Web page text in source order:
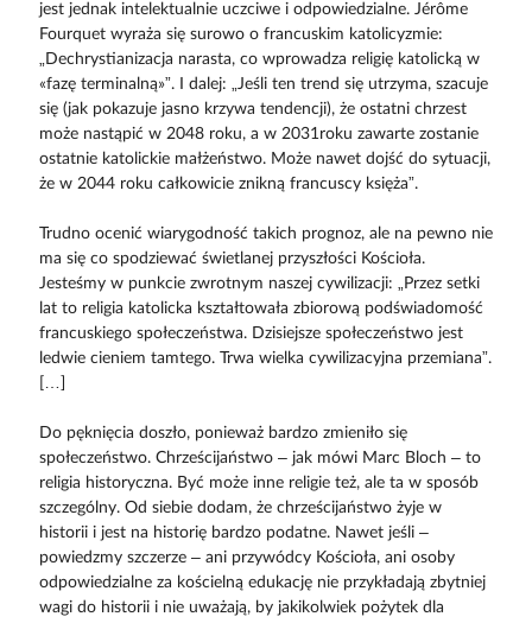
jest jednak intelektualnie uczciwe i odpowiedzialne. Jérôme
Fourquet wyraża się surowo o francuskim katolicyzmie:
„Dechrystianizacja narasta, co wprowadza religię katolicką w
«fazę terminalną»”. I dalej: „Jeśli ten trend się utrzyma, szacuje
się (jak pokazuje jasno krzywa tendencji), że ostatni chrzest
może nastąpić w 2048 roku, a w 2031roku zawarte zostanie
ostatnie katolickie małżeństwo. Może nawet dojść do sytuacji,
że w 2044 roku całkowicie znikną francuscy księża”.
Trudno ocenić wiarygodność takich prognoz, ale na pewno nie
ma się co spodziewać świetlanej przyszłości Kościoła.
Jesteśmy w punkcie zwrotnym naszej cywilizacji: „Przez setki
lat to religia katolicka kształtowała zbiorową podświadomość
francuskiego społeczeństwa. Dzisiejsze społeczeństwo jest
ledwie cieniem tamtego. Trwa wielka cywilizacyjna przemiana”.
[…]
Do pęknięcia doszło, ponieważ bardzo zmieniło się
społeczeństwo. Chrześcijaństwo – jak mówi Marc Bloch – to
religia historyczna. Być może inne religie też, ale ta w sposób
szczególny. Od siebie dodam, że chrześcijaństwo żyje w
historii i jest na historię bardzo podatne. Nawet jeśli –
powiedzmy szczerze – ani przywódcy Kościoła, ani osoby
odpowiedzialne za kościelną edukację nie przykładają zbytniej
wagi do historii i nie uważają, by jakikolwiek pożytek dla